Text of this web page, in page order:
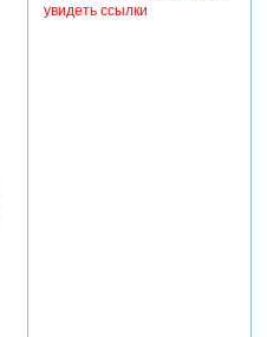
увидеть ссылки